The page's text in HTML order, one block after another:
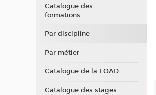
Catalogue des
formations
Par discipline
Par métier
Catalogue de la FOAD
Catalogue des stages